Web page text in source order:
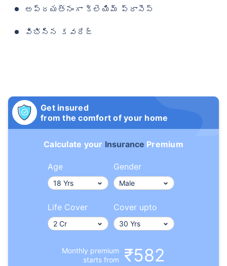
అప్రయత్నంగా క్లెయిమ్ ప్రాసెస్
విభిన్న కవరేజ్
Get insured
from the comfort of your home
Calculate your Insurance Premium
Age Gender
Life Cover Cover upto
Monthly premium
starts from
₹582